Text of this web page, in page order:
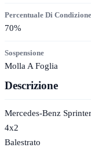
Percentuale Di
70%
Sospensione
Molla A Foglia
Descrizione
Mercedes-Benz
4x2
Balestrato